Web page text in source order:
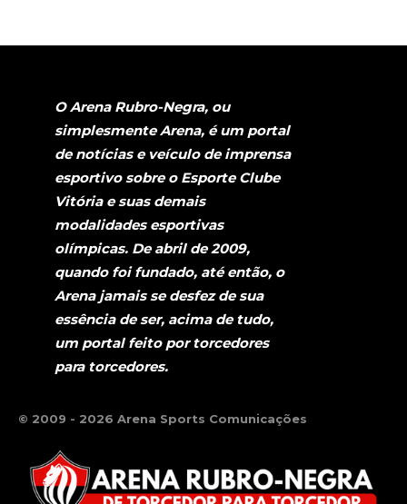
O Arena Rubro-Negra, ou
simplesmente Arena, é um portal
de notícias e veículo de imprensa
esportivo sobre o Esporte Clube
Vitória e suas demais
modalidades esportivas
olímpicas. De abril de 2009,
quando foi fundado, até então, o
Arena jamais se desfez de sua
essência de ser, acima de tudo,
um portal feito por torcedores
para torcedores.
© 2009 - 2026 Arena Sports Comunicações